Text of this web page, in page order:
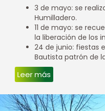
3 de mayo: se
Humilladero.
11 de mayo: se
la liberación de los
24 de junio: fiestas
Bautista patrón de
Leer más